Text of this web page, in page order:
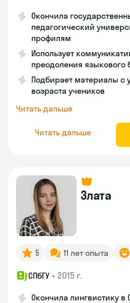
Окончила
педагогический
профилям
Использует
преодоления языкового
Подбирает материалы с
возраста учеников
Читать дальше
Читать дальше
Злата
5 11 лет опыта
СПбГУ • 2015 г.
Окончила лингвистику в